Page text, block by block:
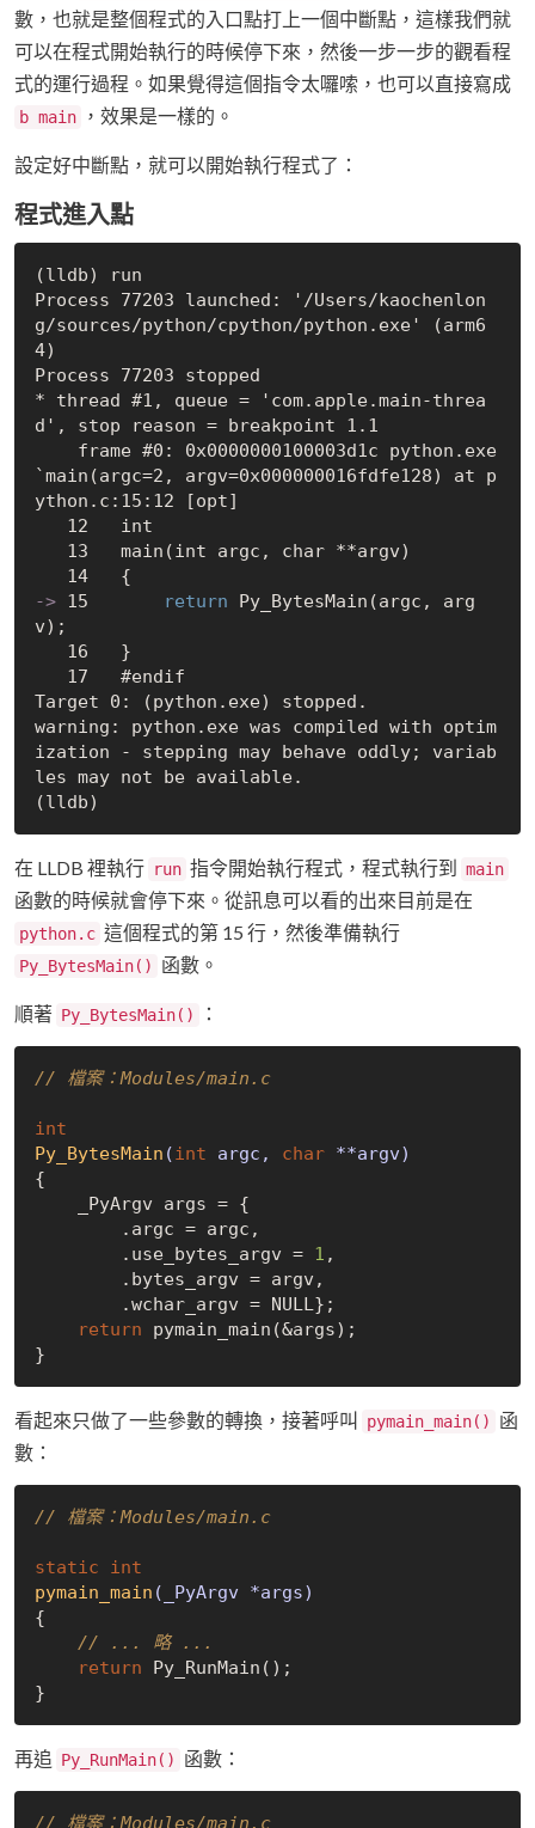
數，也就是整個程式的入口點打上一個中斷點，這樣我們就
可以在程式開始執行的時候停下來，然後一步一步的觀看程
式的運行過程。如果覺得這個指令太囉嗦，也可以直接寫成
b main ，效果是一樣的。
設定好中斷點，就可以開始執行程式了：
程式進入點
(lldb) run
Process 77203 launched: '/Users/kaochenlon
g/sources/python/cpython/python.exe' (arm6
4)
Process 77203 stopped
* thread #1, queue = 'com.apple.main-threa
d', stop reason = breakpoint 1.1
`main(argc=2, argv=0x000000016fdfe128) at p
ython.c:15:12 [opt]
-> 15 return Py_BytesMain(argc, arg
v);
Target 0: (python.exe) stopped.
warning: python.exe was compiled with optim
ization - stepping may behave oddly; variab
les may not be available.
在 LLDB 裡執行 run 指令開始執行程式，程式執行到 main
函數的時候就會停下來。從訊息可以看的出來目前是在
python.c 這個程式的第 15 行，然後準備執行
Py_BytesMain() 函數。
順著 Py_BytesMain() ：
// 檔案：Modules/main.c
int
Py_BytesMain (int argc, char **argv)
{
        .use_bytes_argv =
1 ,
        .wchar_argv =
NULL};
return pymain_main(&args);
看起來只做了一些參數的轉換，接著呼叫 pymain_main()
函
數：
// 檔案：Modules/main.c
static
int
pymain_main (_PyArgv *args)
{
// ... 略 ...
return Py_RunMain();
再追 Py_RunMain() 函數：
// 檔案：Modules/main.c